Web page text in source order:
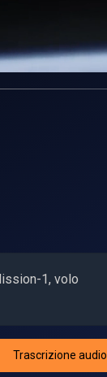
1, volo
Trascrizione audio